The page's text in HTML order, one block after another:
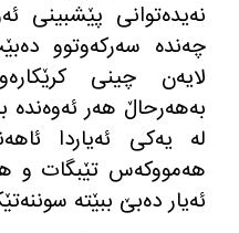
نەیدەتوانی پێشبینی
چەندە سەرکەوتوو
لایەن چینی
بەهەرحاڵ هەر ئەوەندە
لە یەکی ئەیاردا
هەمووکەس تێبگات و
ئەیار دەبێ ببێتە